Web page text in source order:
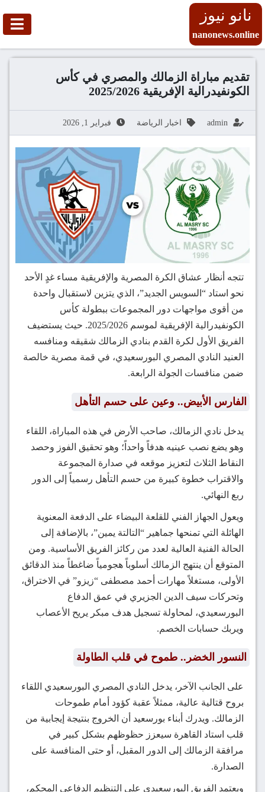
نانو نيوز
nanonews.online
تقديم مباراة الزمالك والمصري في كأس
الكونفيدرالية الإفريقية 2025/2026
admin اخبار الرياضة فبراير 1, 2026
تتجه أنظار عشاق الكرة المصرية والإفريقية مساء غدٍ الأحد
نحو استاد “السويس الجديد”، الذي يتزين لاستقبال واحدة
من أقوى مواجهات دور المجموعات ببطولة كأس
الكونفيدرالية الإفريقية لموسم 2025/2026. حيث يستضيف
الفريق الأول لكرة القدم بنادي الزمالك شقيقه ومنافسه
العنيد النادي المصري البورسعيدي، في قمة مصرية خالصة
ضمن منافسات الجولة الرابعة.
الفارس الأبيض.. وعين على حسم التأهل
يدخل نادي الزمالك، صاحب الأرض في هذه المباراة، اللقاء
وهو يضع نصب عينيه هدفاً واحداً؛ وهو تحقيق الفوز وحصد
النقاط الثلاث لتعزيز موقعه في صدارة المجموعة
والاقتراب خطوة كبيرة من حسم التأهل رسمياً إلى الدور
ربع النهائي.
ويعول الجهاز الفني للقلعة البيضاء على الدفعة المعنوية
الهائلة التي تمنحها جماهير “التالتة يمين”، بالإضافة إلى
الحالة الفنية العالية لعدد من ركائز الفريق الأساسية. ومن
المتوقع أن ينتهج الزمالك أسلوباً هجومياً ضاغطاً منذ الدقائق
الأولى، مستغلاً مهارات أحمد مصطفى “زيزو” في الاختراق،
وتحركات سيف الدين الجزيري في عمق الدفاع
البورسعيدي، لمحاولة تسجيل هدف مبكر يريح الأعصاب
ويربك حسابات الخصم.
النسور الخضر.. طموح في قلب الطاولة
على الجانب الآخر، يدخل النادي المصري البورسعيدي اللقاء
بروح قتالية عالية، ممثلاً عقبة كؤود أمام طموحات
الزمالك. ويدرك أبناء بورسعيد أن الخروج بنتيجة إيجابية من
قلب استاد القاهرة سيعزز حظوظهم بشكل كبير في
مرافقة الزمالك إلى الدور المقبل، أو حتى المنافسة على
الصدارة.
ويعتمد الفريق البورسعيدي على التنظيم الدفاعي المحكم،